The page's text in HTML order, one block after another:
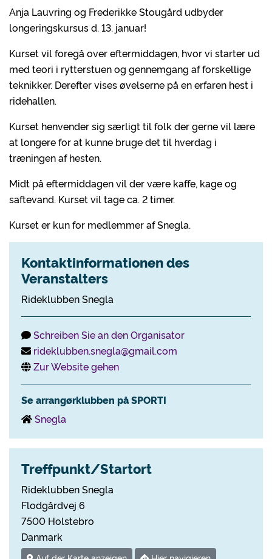
Anja Lauvring og Frederikke Stougård udbyder
longeringskursus d. 13. januar!
Kurset vil foregå over eftermiddagen, hvor vi starter ud
med teori i rytterstuen og gennemgang af forskellige
teknikker. Derefter vises øvelserne på en erfaren hest i
ridehallen.
Kurset henvender sig særligt til folk der gerne vil lære
at longere for at kunne bruge det til hverdag i
træningen af hesten.
Midt på eftermiddagen vil der være kaffe, kage og
saftevand. Kurset vil tage ca. 2 timer.
Kurset er kun for medlemmer af Snegla.
Kontaktinformationen des
Veranstalters
Rideklubben Snegla
Schreiben Sie an den Organisator
rideklubben.snegla@gmail.com
Zur Website gehen
Se arrangørklubben på SPORTI
Snegla
Treffpunkt/Startort
Rideklubben Snegla
Flodgårdvej 6
7500 Holstebro
Danmark